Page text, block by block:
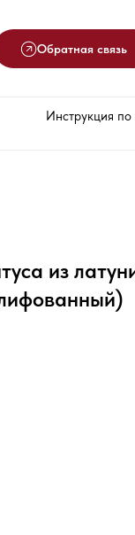
Обратная связь
Инструкция
из